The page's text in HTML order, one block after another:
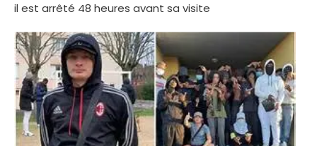
il est arrêté 48 heures avant sa visite